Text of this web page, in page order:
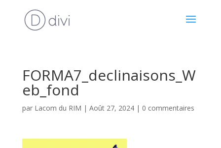
FORMA7_declinaisons_W
eb_fond
par Lacom du RIM | Août 27, 2024| 0 commentaires